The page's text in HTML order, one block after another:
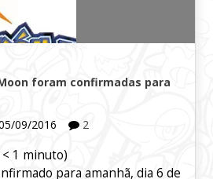
foram confirmadas para
09/2016 2
< 1 minuto)
para amanhã, dia 6 de